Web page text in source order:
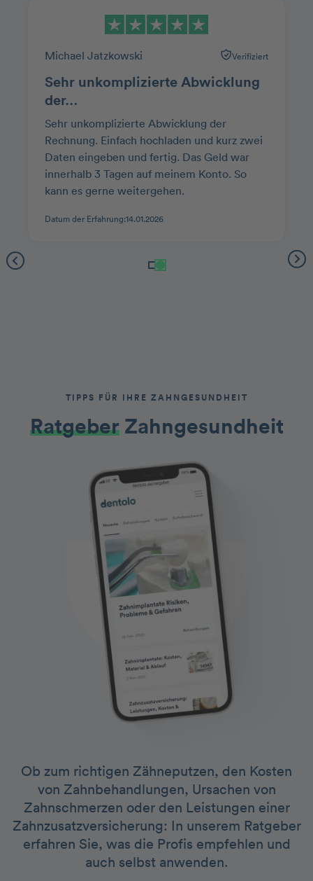
Michael Jatzkowski Verifiziert
Sehr unkomplizierte Abwicklung
der…
Sehr unkomplizierte Abwicklung der
Rechnung. Einfach hochladen und kurz zwei
Daten eingeben und fertig. Das Geld war
innerhalb 3 Tagen auf meinem Konto. So
kann es gerne weitergehen.
Datum der Erfahrung:14.01.2026
TIPPS FÜR IHRE ZAHNGESUNDHEIT
RatgeberZahngesundheit
Ob zum richtigen Zähneputzen, den Kosten
von Zahnbehandlungen, Ursachen von
Zahnschmerzen oder den Leistungen einer
Zahnzusatzversicherung: In unserem Ratgeber
erfahren Sie, was die Profis empfehlen und
auch selbst anwenden.